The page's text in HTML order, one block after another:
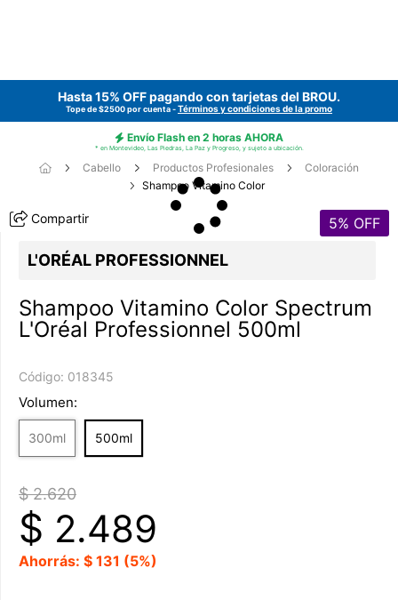
Hasta 15% OFF pagando con tarjetas del BROU.
Tope de $2500 por cuenta -Términos y condiciones de la promo
Envío Flash en 2 horas AHORA
* en Montevideo, Las Piedras, La Paz y Progreso, y sujeto a ubicación.
Cabello Productos Profesionales
Coloración
Shampoo Vitamino Color
Compartir 5% OFF
L'ORÉAL PROFESSIONNEL
Shampoo Vitamino Color Spectrum
L'Oréal Professionnel 500ml
Código: 018345
Volumen:
300ml 500ml
$ 2.620
$ 2.489
Ahorrás: $ 131 (5%)